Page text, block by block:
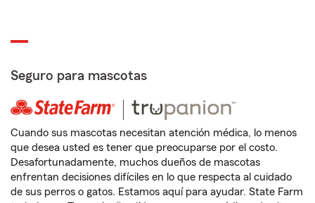
Seguro para mascotas
Cuando sus mascotas necesitan atención médica, lo menos
que desea usted es tener que preocuparse por el costo.
Desafortunadamente, muchos dueños de mascotas
enfrentan decisiones difíciles en lo que respecta al cuidado
de sus perros o gatos. Estamos aquí para ayudar. State Farm